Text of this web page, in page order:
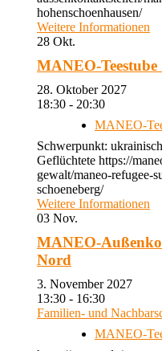
hohenschoenhausen/
Weitere Informationen
28 Okt.
MANEO-Teestube
28. Oktober 2027
18:30 - 20:30
MANEO-
Schwerpunkt:
Geflüchtete https://
gewalt/maneo-refugee-
schoeneberg/
Weitere Informationen
03 Nov.
MANEO-
Nord
3. November 2027
13:30 - 16:30
Familien- und
MANEO-